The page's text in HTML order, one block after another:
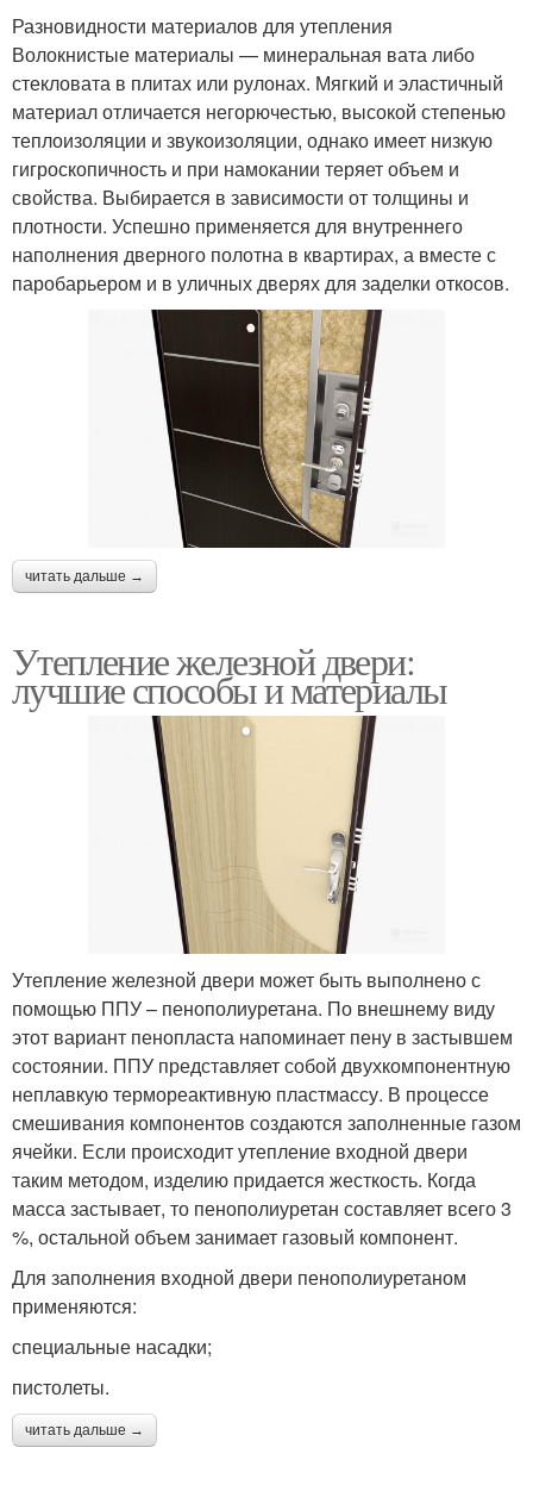
Разновидности материалов для утепления
Волокнистые материалы — минеральная вата либо
стекловата в плитах или рулонах. Мягкий и эластичный
материал отличается негорючестью, высокой степенью
теплоизоляции и звукоизоляции, однако имеет низкую
гигроскопичность и при намокании теряет объем и
свойства. Выбирается в зависимости от толщины и
плотности. Успешно применяется для внутреннего
наполнения дверного полотна в квартирах, а вместе с
паробарьером и в уличных дверях для заделки откосов.
читать дальше →
Утепление железной двери:
лучшие способы и материалы
Утепление железной двери может быть выполнено с
помощью ППУ – пенополиуретана. По внешнему виду
этот вариант пенопласта напоминает пену в застывшем
состоянии. ППУ представляет собой двухкомпонентную
неплавкую термореактивную пластмассу. В процессе
смешивания компонентов создаются заполненные газом
ячейки. Если происходит утепление входной двери
таким методом, изделию придается жесткость. Когда
масса застывает, то пенополиуретан составляет всего 3
%, остальной объем занимает газовый компонент.
Для заполнения входной двери пенополиуретаном
применяются:
специальные насадки;
пистолеты.
читать дальше →